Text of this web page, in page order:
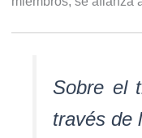
Sobre el
través de